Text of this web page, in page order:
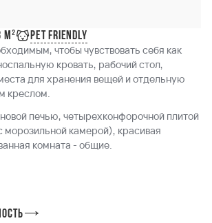
м²
Pet friendly
чтобы чувствовать себя как
кровать, рабочий стол,
для хранения вещей и отдельную
креслом.
печью, четырехконфорочной плитой
морозильной камерой), красивая
комната - общие.